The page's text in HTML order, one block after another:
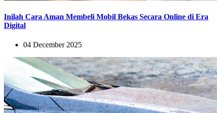
Inilah Cara Aman Membeli Mobil Bekas Secara Online di Era
Digital
04 December 2025